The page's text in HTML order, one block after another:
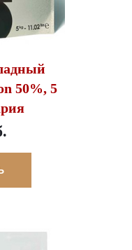
50%, 5